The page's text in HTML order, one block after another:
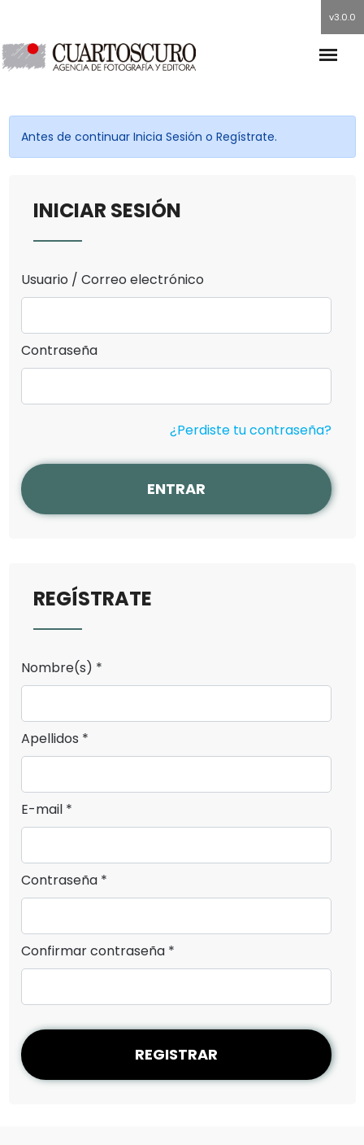
v3.0.0
Antes de continuar Inicia Sesión o Regístrate.
INICIAR SESIÓN
Usuario / Correo electrónico
Contraseña
¿Perdiste tu contraseña?
ENTRAR
REGÍSTRATE
Nombre(s) *
Apellidos *
E-mail *
Contraseña *
Confirmar contraseña *
REGISTRAR